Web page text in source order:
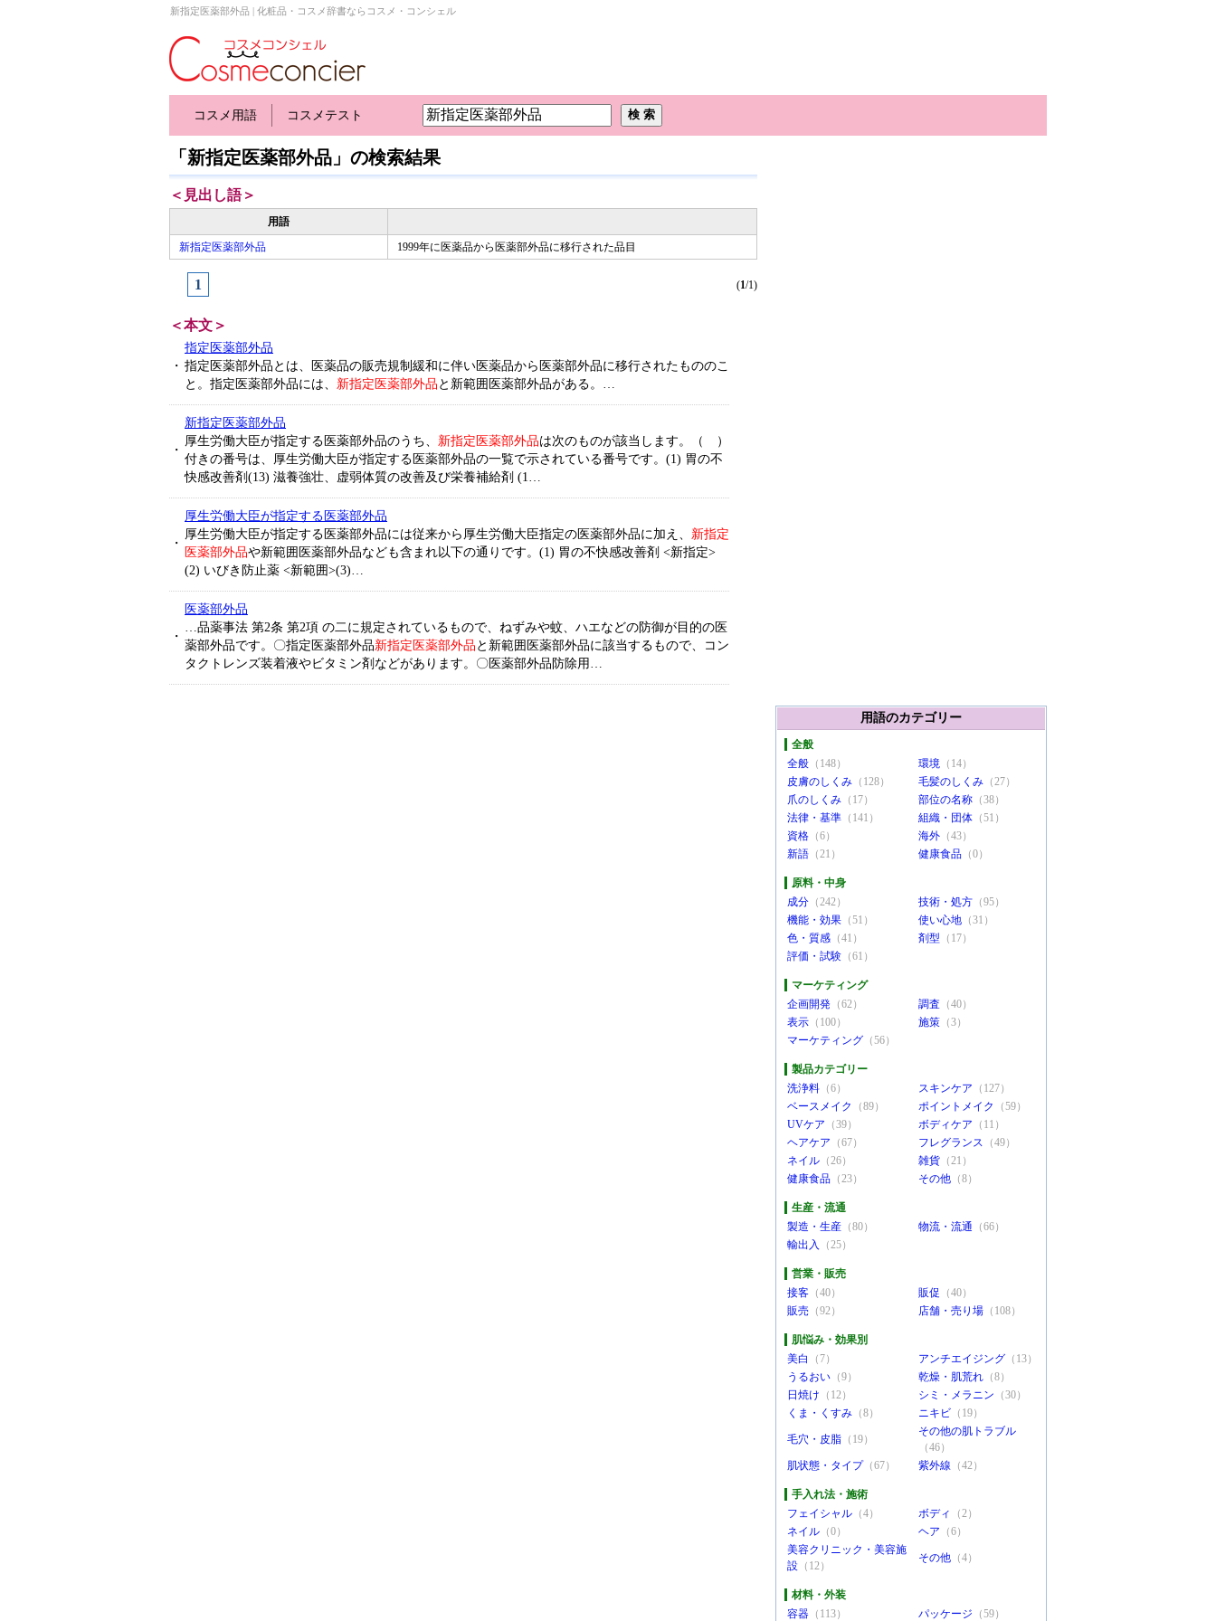
新指定医薬部外品 | 化粧品・コスメ辞書ならコスメ・コンシェル
コスメ用語 コスメテスト
「新指定医薬部外品」の検索結果
＜見出し語＞
用語
新指定医薬部外品
1999年に医薬品から医薬部外品に移行された品目
1 (1/1)
＜本文＞
・
指定医薬部外品
指定医薬部外品とは、医薬品の販売規制緩和に伴い医薬品から医薬部外品に移行されたもののこ
と。指定医薬部外品には、 新指定医薬部外品 と新範囲医薬部外品がある。…
・
新指定医薬部外品
厚生労働大臣が指定する医薬部外品のうち、 新指定医薬部外品は次のものが該当します。（ ）
付きの番号は、厚生労働大臣が指定する医薬部外品の一覧で示されている番号です。(1) 胃の不
快感改善剤(13) 滋養強壮、虚弱体質の改善及び栄養補給剤 (1…
・
厚生労働大臣が指定する医薬部外品
厚生労働大臣が指定する医薬部外品には従来から厚生労働大臣指定の医薬部外品に加え、 新指定
医薬部外品や新範囲医薬部外品なども含まれ以下の通りです。(1) 胃の不快感改善剤 <新指定>
(2) いびき防止薬 <新範囲>(3)…
・
医薬部外品
…品薬事法 第2条 第2項 の二に規定されているもので、ねずみや蚊、ハエなどの防御が目的の医
薬部外品です。〇指定医薬部外品新指定医薬部外品 と新範囲医薬部外品に該当するもので、コン
タクトレンズ装着液やビタミン剤などがあります。〇医薬部外品防除用…
用語のカテゴリー
全般
全般 （148） 環境 （14）
皮膚のしくみ （128） 毛髪のしくみ （27）
爪のしくみ （17） 部位の名称 （38）
法律・基準 （141） 組織・団体 （51）
資格 （6） 海外 （43）
新語 （21） 健康食品 （0）
原料・中身
成分 （242） 技術・処方 （95）
機能・効果 （51） 使い心地 （31）
色・質感 （41） 剤型 （17）
評価・試験 （61）
マーケティング
企画開発 （62） 調査 （40）
表示 （100） 施策 （3）
マーケティング （56）
製品カテゴリー
洗浄料 （6） スキンケア （127）
ベースメイク
（89） ポイントメイク
（59）
UVケア （39） ボディケア （11）
ヘアケア （67） フレグランス （49）
ネイル （26） 雑貨 （21）
健康食品 （23） その他 （8）
生産・流通
製造・生産 （80） 物流・流通 （66）
輸出入
（25）
営業・販売
接客 （40） 販促 （40）
販売 （92） 店舗・売り場 （108）
肌悩み・効果別
美白
（7） アンチエイジング （13）
うるおい （9） 乾燥・肌荒れ （8）
日焼け （12） シミ・メラニン （30）
くま・くすみ （8） ニキビ （19）
毛穴・皮脂 （19）
その他の肌トラブル
（46）
肌状態・タイプ（67） 紫外線 （42）
手入れ法・施術
フェイシャル （4） ボディ
（2）
ネイル （0） ヘア （6）
美容クリニック・美容施
設 （12）
その他 （4）
材料・外装
容器 （113） パッケージ （59）